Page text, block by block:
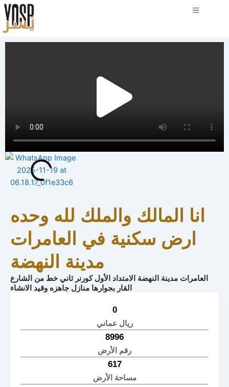
انا المالك والملك لله وحده
ارض سكنية في العامرات
مدينة النهضة
العامرات مدينة النهضة الامتداد الأول كورنر ثاني خط من الشارع
القار بجوارها منازل جاهزه وقيد الانشاء
0
ريال عماني
8996
رقم الأرض
617
مساحة الأرض